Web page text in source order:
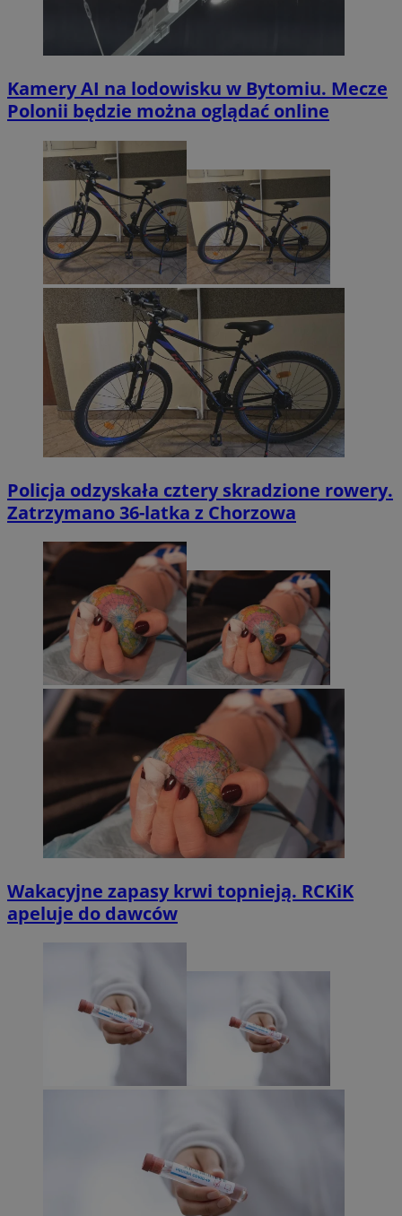
Kamery AI na lodowisku w Bytomiu. Mecze
Polonii będzie można oglądać online
Policja odzyskała cztery skradzione rowery.
Zatrzymano 36-latka z Chorzowa
Wakacyjne zapasy krwi topnieją. RCKiK
apeluje do dawców